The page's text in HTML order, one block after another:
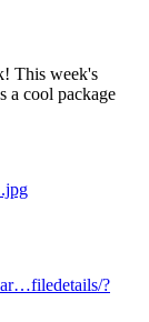
This week's
a cool package
?